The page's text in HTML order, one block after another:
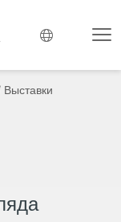
Выставки